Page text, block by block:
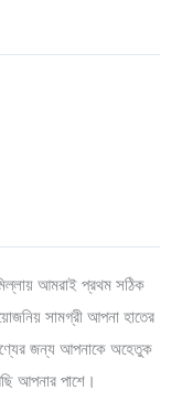
আমরাই প্রথম সঠিক
সামগ্রী আপনা হাতের
জন্য আপনাকে অহেতুক
আপনার পাশে।